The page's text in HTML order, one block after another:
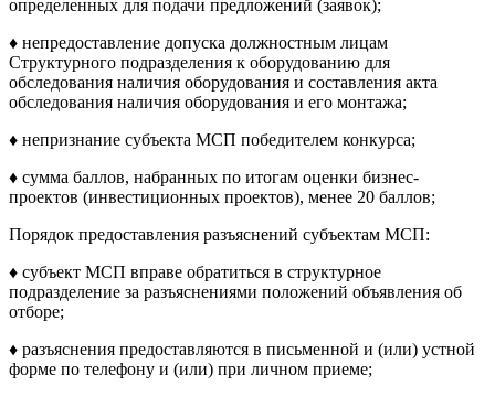
определенных для подачи предложений (заявок);
♦ непредоставление допуска должностным лицам
Структурного подразделения к оборудованию для
обследования наличия оборудования и составления акта
обследования наличия оборудования и его монтажа;
♦ непризнание субъекта МСП победителем конкурса;
♦ сумма баллов, набранных по итогам оценки бизнес-
проектов (инвестиционных проектов), менее 20 баллов;
Порядок предоставления разъяснений субъектам МСП:
♦ субъект МСП вправе обратиться в структурное
подразделение за разъяснениями положений объявления об
отборе;
♦ разъяснения предоставляются в письменной и (или) устной
форме по телефону и (или) при личном приеме;